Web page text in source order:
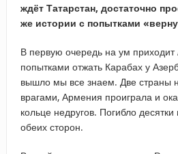
ждёт Татарстан, достаточно
же истории с попытками
В первую очередь на ум
попытками отжать Карабах у
вышло мы все знаем. Две страны
врагами, Армения проиграла и
кольце недругов. Погибло
обеих сторон.